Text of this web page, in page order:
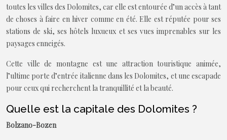
toutes les villes des Dolomites, car elle est entourée d’un accès à tant
de choses à faire en hiver comme en été. Elle est réputée pour ses
stations de ski, ses hôtels luxueux et ses vues imprenables sur les
paysages enneigés.
Cette ville de montagne est une attraction touristique animée,
l’ultime porte d’entrée italienne dans les Dolomites, et une escapade
pour ceux qui recherchent la tranquillité et la beauté.
Quelle est la capitale des Dolomites ?
Bolzano-Bozen